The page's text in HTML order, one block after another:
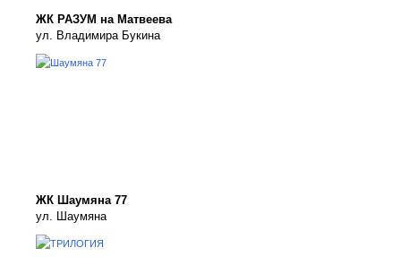
ЖК РАЗУМ на Матвеева
ул. Владимира Букина
ЖК Шаумяна 77
ул. Шаумяна